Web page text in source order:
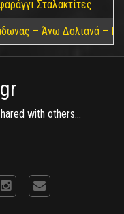
Σταλακτίτες
– Άνω Δολιανά –
with others...